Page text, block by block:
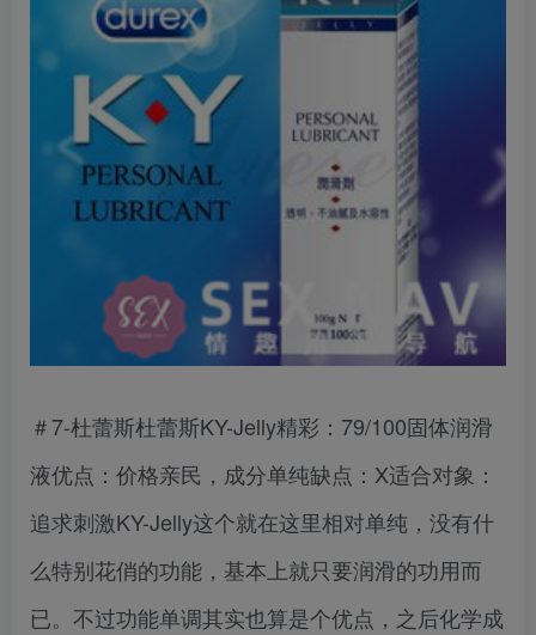
＃7-杜蕾斯杜蕾斯KY-Jelly精彩：79/100固体润滑
液优点：价格亲民，成分单纯缺点：X适合对象：
追求刺激KY-Jelly这个就在这里相对单纯，没有什
么特别花俏的功能，基本上就只要润滑的功用而
已。不过功能单调其实也算是个优点，之后化学成